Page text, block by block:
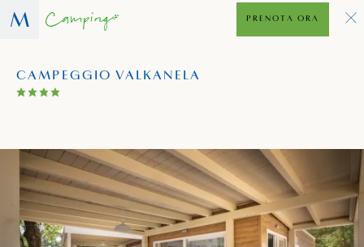
CAMPEGGIO VALKANELA
PRENOTA ORA